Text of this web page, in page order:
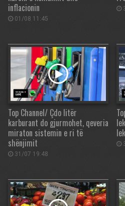
inflacionin
01/08 11:45
Top Channel/ Çdo litër
karburant do gjurmohet, qeveria
miraton sistemin e ri të
shënjimit
31/07 19:48